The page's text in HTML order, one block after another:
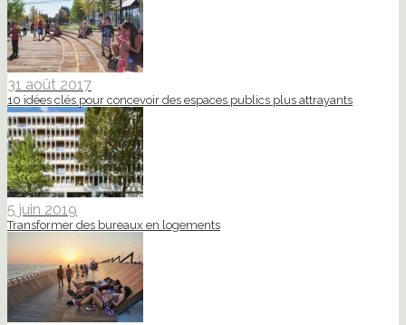
31 août 2017
10 idées clés pour concevoir des espaces publics plus attrayants
5 juin 2019
Transformer des bureaux en logements